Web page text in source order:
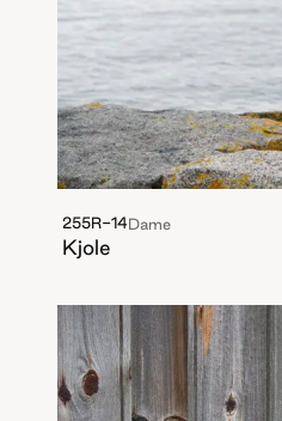
255R-14Dame
Kjole